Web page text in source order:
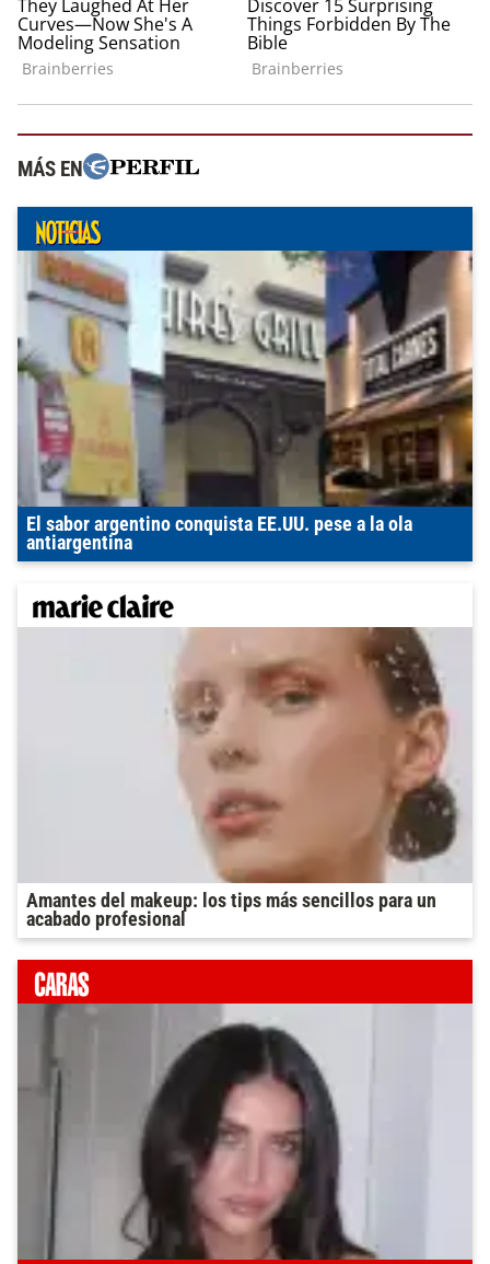
MÁS EN
El sabor argentino conquista EE.UU. pese a la ola
antiargentina
Amantes del makeup: los tips más sencillos para un
acabado profesional